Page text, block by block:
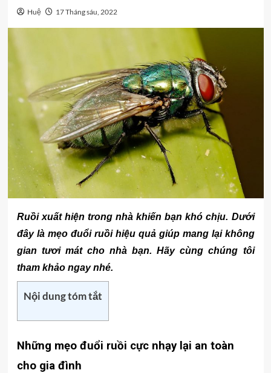
Huệ 17 Tháng sáu, 2022
Ruồi xuất hiện trong nhà khiến bạn khó chịu. Dưới
đây là mẹo đuổi ruồi hiệu quả giúp mang lại không
gian tươi mát cho nhà bạn. Hãy cùng chúng tôi
tham khảo ngay nhé.
Nội dung tóm tắt
Những mẹo đuổi ruồi cực nhạy lại an toàn
cho gia đình